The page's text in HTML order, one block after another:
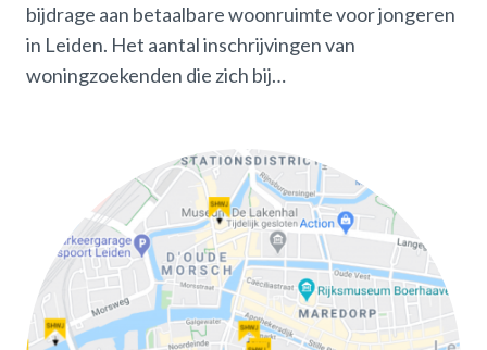
bijdrage aan betaalbare woonruimte voor jongeren
in Leiden. Het aantal inschrijvingen van
woningzoekenden die zich bij…